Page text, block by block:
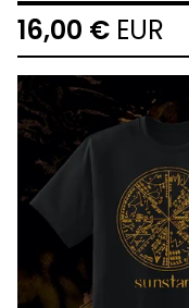
16,00 € EUR